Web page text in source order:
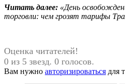
Читать далее: «День
торговли: чем грозят тарифы
Оценка читателей!
0 из 5 звезд. 0 голосов.
Вам нужно авторизироваться для